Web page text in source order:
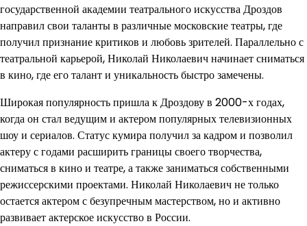
государственной академии театрального искусства Дроздов
направил свои таланты в различные московские театры, где
получил признание критиков и любовь зрителей. Параллельно с
театральной карьерой, Николай Николаевич начинает сниматься
в кино, где его талант и уникальность быстро замечены.
Широкая популярность пришла к Дроздову в 2000-х годах,
когда он стал ведущим и актером популярных телевизионных
шоу и сериалов. Статус кумира получил за кадром и позволил
актеру с годами расширить границы своего творчества,
сниматься в кино и театре, а также заниматься собственными
режиссерскими проектами. Николай Николаевич не только
остается актером с безупречным мастерством, но и активно
развивает актерское искусство в России.